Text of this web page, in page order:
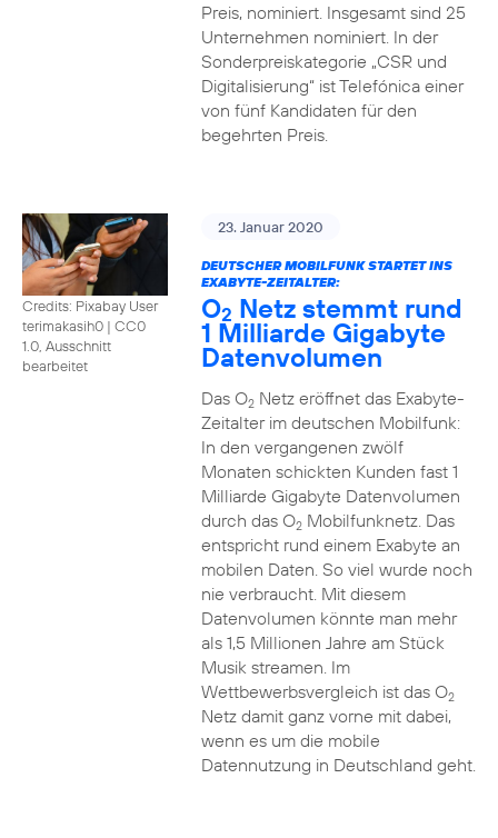
Preis, nominiert. Insgesamt sind 25
Unternehmen nominiert. In der
Sonderpreiskategorie „CSR und
Digitalisierung“ ist Telefónica einer
von fünf Kandidaten für den
begehrten Preis.
Credits: Pixabay User
terimakasih0 | CC0
1.0, Ausschnitt
bearbeitet
23. Januar 2020
DEUTSCHER MOBILFUNK STARTET INS
EXABYTE-ZEITALTER:
O2 Netz stemmt rund
1 Milliarde Gigabyte
Datenvolumen
Das O2Netz eröffnet das Exabyte-
Zeitalter im deutschen Mobilfunk:
In den vergangenen zwölf
Monaten schickten Kunden fast 1
Milliarde Gigabyte Datenvolumen
durch das O2Mobilfunknetz. Das
entspricht rund einem Exabyte an
mobilen Daten. So viel wurde noch
nie verbraucht. Mit diesem
Datenvolumen könnte man mehr
als 1,5 Millionen Jahre am Stück
Musik streamen. Im
Wettbewerbsvergleich ist das O2
Netz damit ganz vorne mit dabei,
wenn es um die mobile
Datennutzung in Deutschland geht.